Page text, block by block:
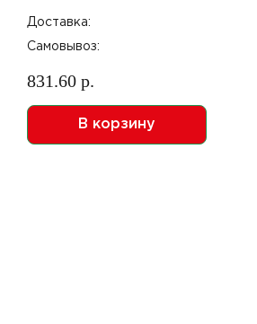
Доставка:
Самовывоз:
831.60 р.
В корзину